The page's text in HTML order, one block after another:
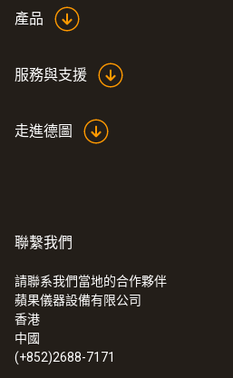
產品
服務與支援
走進德圖
聯繫我們
請聯系我們當地的合作夥伴
蘋果儀器設備有限公司
香港
中國
(+852)2688-7171